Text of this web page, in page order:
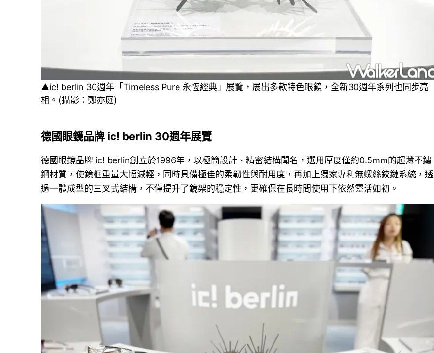
▲ic! berlin 30週年「Timeless Pure 永恆經典」展覽，展出多款特色眼鏡，全新30週年系列也同步亮
相。(攝影：鄭亦庭)
德國眼鏡品牌 ic! berlin 30週年展覽
德國眼鏡品牌 ic! berlin創立於1996年，以極簡設計、精密結構聞名，選用厚度僅約0.5mm的超薄不鏽
鋼材質，使鏡框重量大幅減輕，同時具備極佳的柔韌性與耐用度，再加上獨家專利無螺絲鉸鏈系統，透
過一體成型的三叉式結構，不僅提升了鏡架的穩定性，更確保在長時間使用下依然靈活如初。